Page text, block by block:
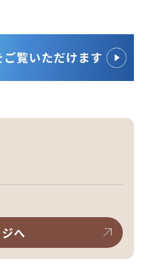
へ